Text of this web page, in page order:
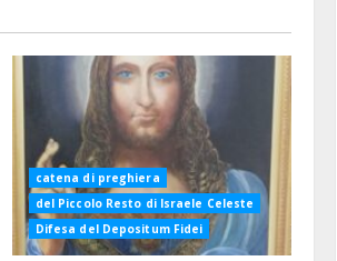
catena di preghiera
del Piccolo Resto di Israele Celeste
Difesa del Depositum Fidei